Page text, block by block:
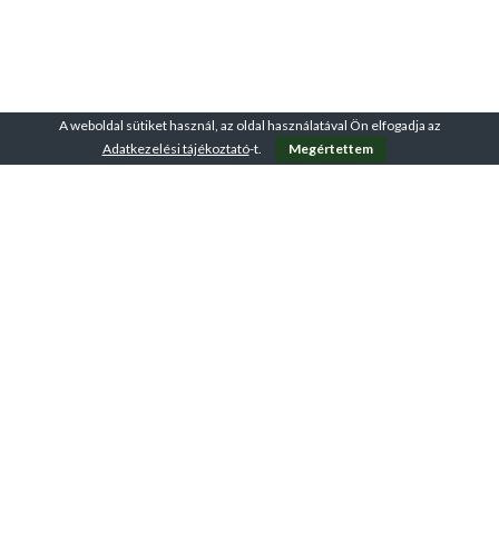
A weboldal sütiket használ, az oldal használatával Ön elfogadja az
Adatkezelési tájékoztató-t. Megértettem